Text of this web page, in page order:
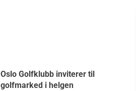
Oslo Golfklubb inviterer til
golfmarked i helgen